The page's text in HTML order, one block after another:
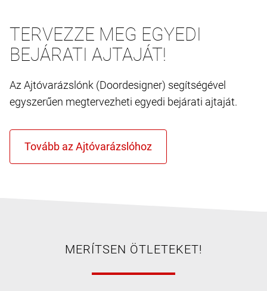
TERVEZZE MEG EGYEDI
BEJÁRATI AJTAJÁT!
Az Ajtóvarázslónk (Doordesigner) segítségével
egyszerűen megtervezheti egyedi bejárati ajtaját.
MERÍTSEN ÖTLETEKET!